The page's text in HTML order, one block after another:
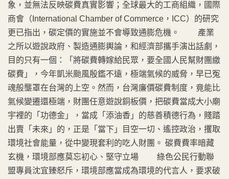
象，並無法反映碳費真實影響；全球最大的工商組織，國際
商會（International Chamber of Commerce，ICC）的研究
更已指出，碳定價的實施並不會導致通膨危機。 產業
之所以遊說政府、製造通膨輿論，和經濟部攜手演出話劇，
目的只有一個：「將碳費轉嫁給民眾，要全國人民幫財團繳
碳費」，今年凱米颱風殷鑑不遠，極端氣候的威脅，早已冤
魂般壟罩在台灣的上空。然而，台灣廉價碳費制度，竟能比
氣候變遷還極端，財團任意遊說銅板價，把碳費當成大小廟
宇裡的「功德金」，當成「添油香」的慈善積德行為，賤踏
出賣「未來」的，正是「當下」目空一切、遙控政治，攫取
環境社會能量，從中變現套利的吃人財團。 碳費費率暗藏
玄機，環境部應莫忘初心、堅守立場 綠色公民行動聯
盟專員沈宜臻怒斥，環境部應當成為環境的代言人，要求破